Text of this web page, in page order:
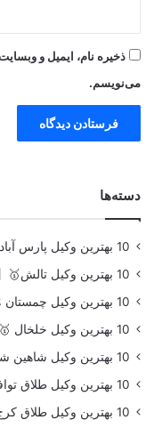
ذخیره نام، ایمیل و
می‌نویسم.
دسته‌ها
10 بهترین وکیل پارس آباد🥇【آپدیت جدید】⚖️
10 بهترین وکیل تالش🥇【آپدیت جدید】⚖️
10 بهترین وکیل چمستان ⚖️ update 2026
10 بهترین وکیل خلخال 🥇【آپدیت جدید】⚖️
10 بهترین وکیل شاهین شهر🥇【آپدیت جدید】⚖️
10 بهترین وکیل طلاق توافقی کرج 🥇【آپدیت جدید】⚖️
10 بهترین وکیل طلاق کرج 🥇【آپدیت جدید】⚖️